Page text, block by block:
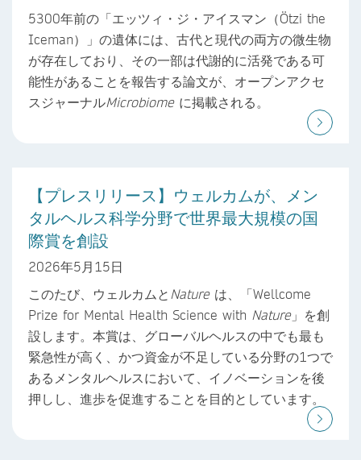
5300年前の「エッツィ・ジ・アイスマン（Ötzi the
Iceman）」の遺体には、古代と現代の両方の微生物
が存在しており、その一部は代謝的に活発である可
能性があることを報告する論文が、オープンアクセ
スジャーナルMicrobiome に掲載される。
【プレスリリース】ウェルカムが、メン
タルヘルス科学分野で世界最大規模の国
際賞を創設
2026年5月15日
このたび、ウェルカムとNature は、「Wellcome
Prize for Mental Health Science with Nature」を創
設します。本賞は、グローバルヘルスの中でも最も
緊急性が高く、かつ資金が不足している分野の1つで
あるメンタルヘルスにおいて、イノベーションを後
押しし、進歩を促進することを目的としています。